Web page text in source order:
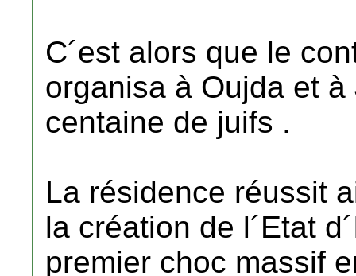
C´est alors que le
organisa à Oujda et
centaine de juifs .
La résidence réussit
la création de l´Etat
premier choc massif